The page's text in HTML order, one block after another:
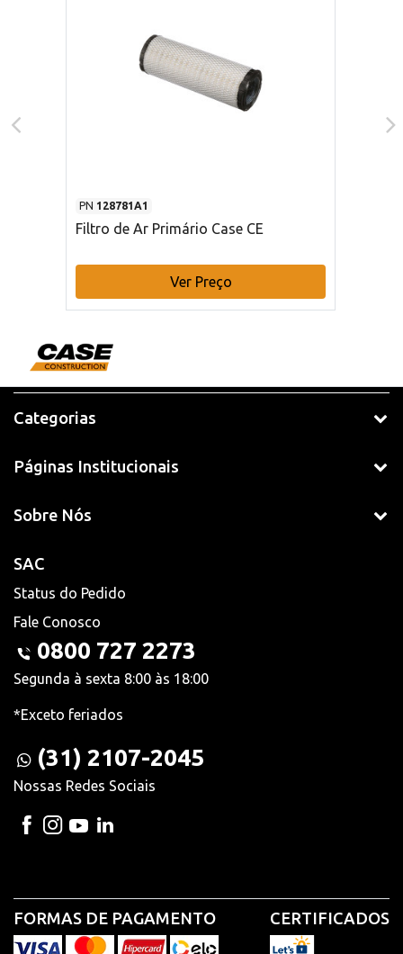
PN 128781A1
Filtro de Ar Primário Case CE
Ver Preço
Categorias
Páginas Institucionais
Sobre Nós
SAC
Status do Pedido
Fale Conosco
0800 727 2273
Segunda à sexta 8:00 às 18:00
*Exceto feriados
(31) 2107-2045
Nossas Redes Sociais
FORMAS DE PAGAMENTO CERTIFICADOS